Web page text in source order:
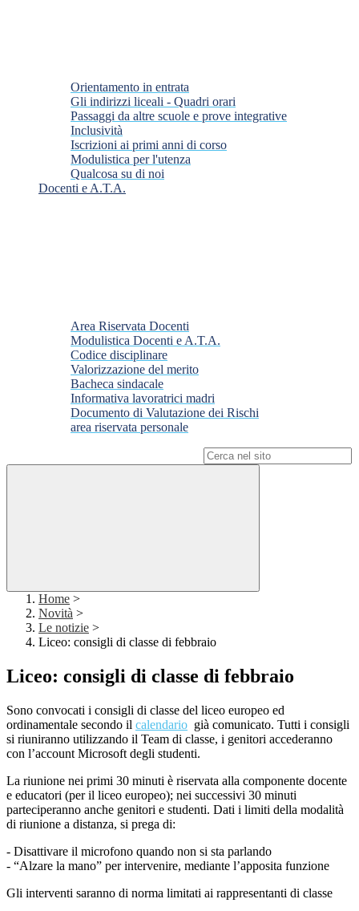
Orientamento in entrata
Gli indirizzi liceali - Quadri orari
Passaggi da altre scuole e prove integrative
Inclusività
Iscrizioni ai primi anni di corso
Modulistica per l'utenza
Qualcosa su di noi
Docenti e A.T.A.
Area Riservata Docenti
Modulistica Docenti e A.T.A.
Codice disciplinare
Valorizzazione del merito
Bacheca sindacale
Informativa lavoratrici madri
Documento di Valutazione dei Rischi
area riservata personale
Home >
Novità >
Le notizie >
Liceo: consigli di classe di febbraio
Liceo: consigli di classe di febbraio
Sono convocati i consigli di classe del liceo europeo ed
ordinamentale secondo il calendario già comunicato. Tutti i consigli
si riuniranno utilizzando il Team di classe, i genitori accederanno
con l’account Microsoft degli studenti.
La riunione nei primi 30 minuti è riservata alla componente docente
e educatori (per il liceo europeo); nei successivi 30 minuti
parteciperanno anche genitori e studenti. Dati i limiti della modalità
di riunione a distanza, si prega di:
- Disattivare il microfono quando non si sta parlando
- “Alzare la mano” per intervenire, mediante l’apposita funzione
Gli interventi saranno di norma limitati ai rappresentanti di classe